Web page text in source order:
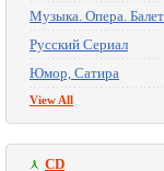
Музыка. Опера. Балет
Русский Сериал
Юмор, Сатира
View All
CD